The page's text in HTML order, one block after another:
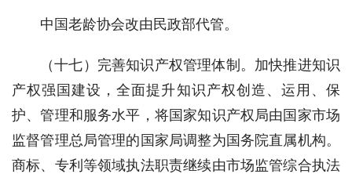
中国老龄协会改由民政部代管。
（十七）完善知识产权管理体制。加快推进知识
产权强国建设，全面提升知识产权创造、运用、保
护、管理和服务水平，将国家知识产权局由国家市场
监督管理总局管理的国家局调整为国务院直属机构。
商标、专利等领域执法职责继续由市场监管综合执法